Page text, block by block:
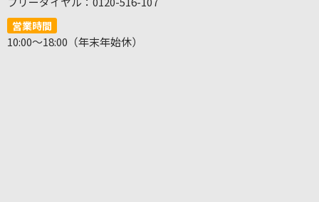
営業時間
10:00～18:00（年末年始休）